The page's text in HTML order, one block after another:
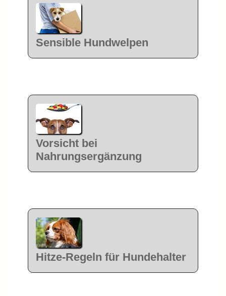
Sensible Hundwelpen
Vorsicht bei
Nahrungsergänzung
Hitze-Regeln für Hundehalter